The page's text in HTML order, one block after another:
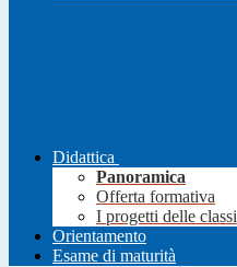
Didattica
Panoramica
Offerta formativa
I progetti delle classi
Orientamento
Esame di maturità